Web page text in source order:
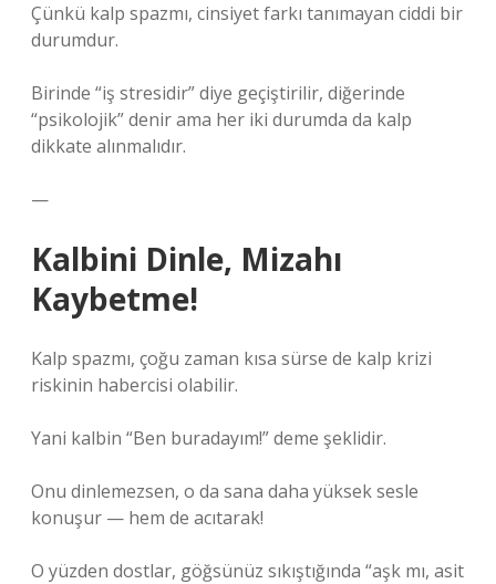
Çünkü kalp spazmı, cinsiyet farkı tanımayan ciddi bir
durumdur.
Birinde “iş stresidir” diye geçiştirilir, diğerinde
“psikolojik” denir ama her iki durumda da kalp
dikkate alınmalıdır.
—
Kalbini Dinle, Mizahı
Kaybetme!
Kalp spazmı, çoğu zaman kısa sürse de kalp krizi
riskinin habercisi olabilir.
Yani kalbin “Ben buradayım!” deme şeklidir.
Onu dinlemezsen, o da sana daha yüksek sesle
konuşur — hem de acıtarak!
O yüzden dostlar, göğsünüz sıkıştığında “aşk mı, asit